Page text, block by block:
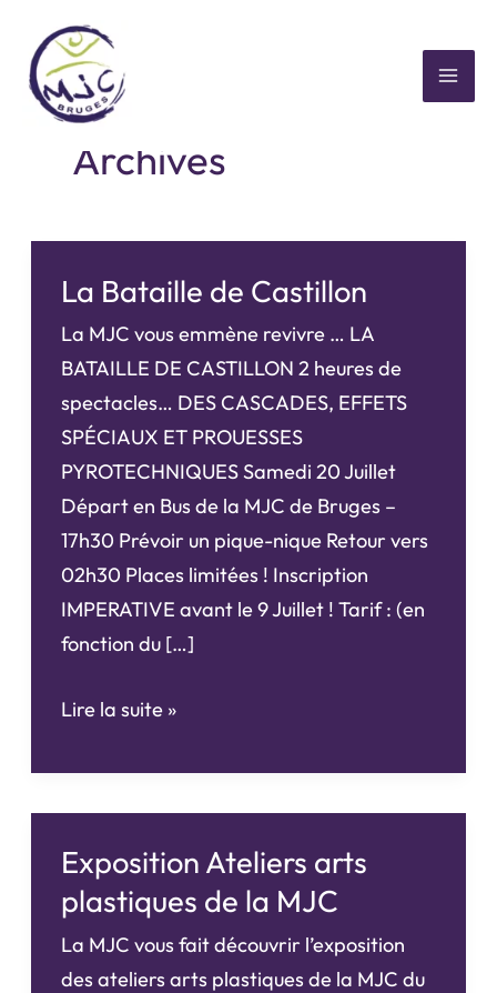
contenu
Archives
La Bataille de Castillon
La MJC vous emmène revivre … LA
BATAILLE DE CASTILLON 2 heures de
spectacles… DES CASCADES, EFFETS
SPÉCIAUX ET PROUESSES
PYROTECHNIQUES Samedi 20 Juillet
Départ en Bus de la MJC de Bruges –
17h30 Prévoir un pique-nique Retour vers
02h30 Places limitées ! Inscription
IMPERATIVE avant le 9 Juillet ! Tarif : (en
fonction du […]
La
de
Castillon
Lire la suite »
Exposition Ateliers arts
plastiques de la MJC
La MJC vous fait découvrir l’exposition
des ateliers arts plastiques de la MJC du